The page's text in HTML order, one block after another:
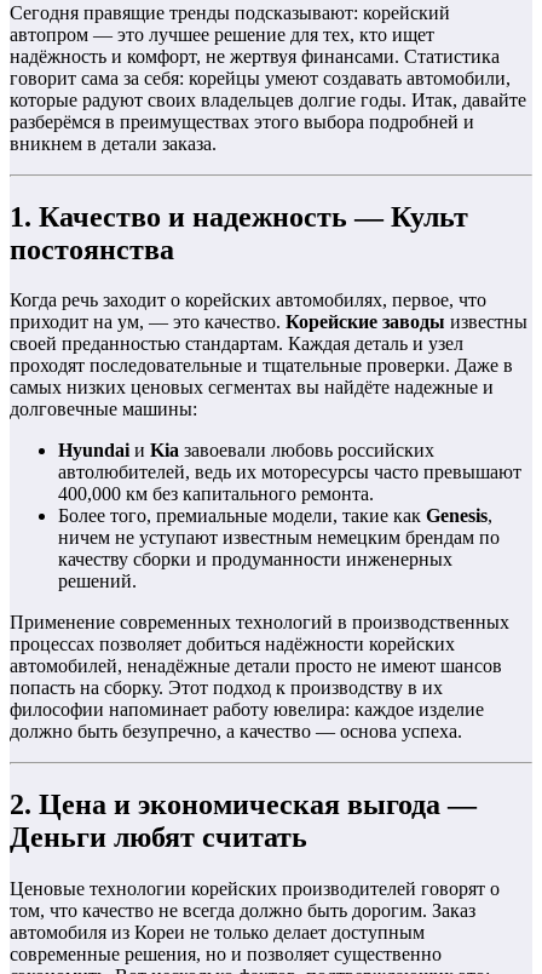
Сегодня правящие тренды подсказывают: корейский
автопром — это лучшее решение для тех, кто ищет
надёжность и комфорт, не жертвуя финансами. Статистика
говорит сама за себя: корейцы умеют создавать автомобили,
которые радуют своих владельцев долгие годы. Итак, давайте
разберёмся в преимуществах этого выбора подробней и
вникнем в детали заказа.
1. Качество и надежность — Культ
постоянства
Когда речь заходит о корейских автомобилях, первое, что
приходит на ум, — это качество. Корейские заводы известны
своей преданностью стандартам. Каждая деталь и узел
проходят последовательные и тщательные проверки. Даже в
самых низких ценовых сегментах вы найдёте надежные и
долговечные машины:
Hyundaiи Kia завоевали любовь российских
автолюбителей, ведь их моторесурсы часто превышают
400,000 км без капитального ремонта.
Более того, премиальные модели, такие как Genesis,
ничем не уступают известным немецким брендам по
качеству сборки и продуманности инженерных
решений.
Применение современных технологий в производственных
процессах позволяет добиться надёжности корейских
автомобилей, ненадёжные детали просто не имеют шансов
попасть на сборку. Этот подход к производству в их
философии напоминает работу ювелира: каждое изделие
должно быть безупречно, а качество — основа успеха.
2. Цена и экономическая выгода —
Деньги любят считать
Ценовые технологии корейских производителей говорят о
том, что качество не всегда должно быть дорогим. Заказ
автомобиля из Кореи не только делает доступным
современные решения, но и позволяет существенно